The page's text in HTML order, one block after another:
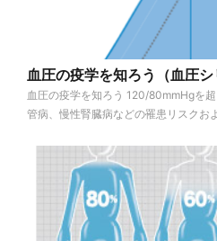
血圧の疫学を知ろう（血圧
血圧の疫学を知ろう 120/80mmHgを
管病、慢性腎臓病などの罹患リスクお